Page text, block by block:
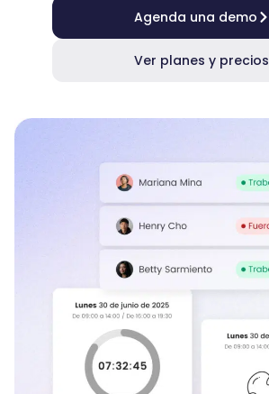
Agenda una demo
Ver planes y precios